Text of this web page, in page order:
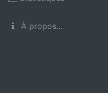
À propos...